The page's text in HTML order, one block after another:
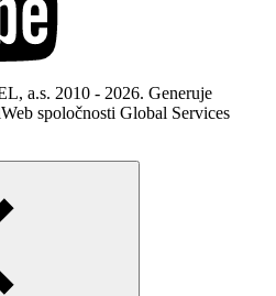
a.s. 2010 - 2026. Generuje
spoločnosti Global Services